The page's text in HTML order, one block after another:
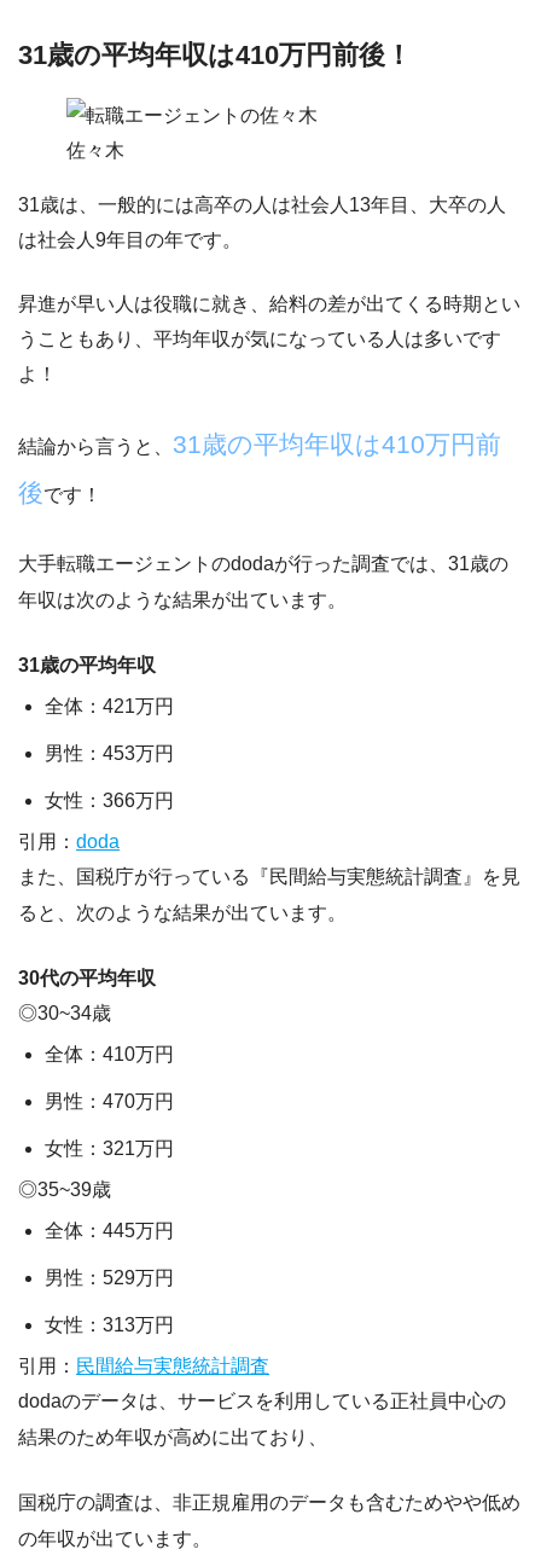
31歳の平均年収は410万円前後！
佐々木
31歳は、一般的には高卒の人は社会人13年目、大卒の人
は社会人9年目の年です。
昇進が早い人は役職に就き、給料の差が出てくる時期とい
うこともあり、平均年収が気になっている人は多いです
よ！
結論から言うと、 31歳の平均年収は410万円前
後です！
大手転職エージェントのdodaが行った調査では、31歳の
年収は次のような結果が出ています。
31歳の平均年収
全体：421万円
男性：453万円
女性：366万円
引用： doda
また、国税庁が行っている『民間給与実態統計調査』を見
ると、次のような結果が出ています。
30代の平均年収
◎30~34歳
全体：410万円
男性：470万円
女性：321万円
◎35~39歳
全体：445万円
男性：529万円
女性：313万円
引用： 民間給与実態統計調査
dodaのデータは、サービスを利用している正社員中心の
結果のため年収が高めに出ており、
国税庁の調査は、非正規雇用のデータも含むためやや低め
の年収が出ています。